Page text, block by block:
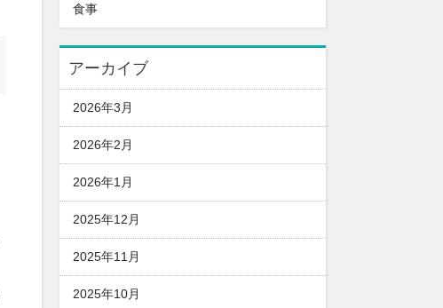
食事
アーカイブ
2026年3月
2026年2月
2026年1月
2025年12月
2025年11月
2025年10月